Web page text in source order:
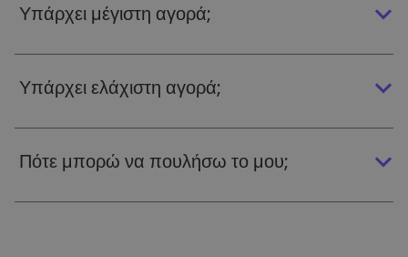
Υπάρχει μέγιστη αγορά;
Υπάρχει ελάχιστη αγορά;
Πότε μπορώ να πουλήσω το μου;